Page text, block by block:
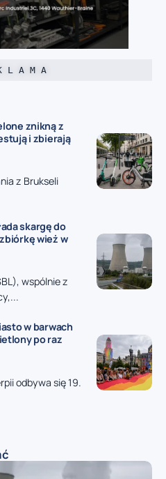
L A M A
znikną z
i zbierają
z Brukseli
skargę do
wież w
wspólnie z
w barwach
po raz
odbywa się 19.